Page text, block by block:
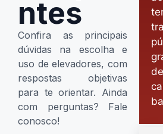
ntes
Confira as principais
dúvidas na escolha e
uso de elevadores, com
respostas objetivas
para te orientar. Ainda
com perguntas? Fale
conosco!